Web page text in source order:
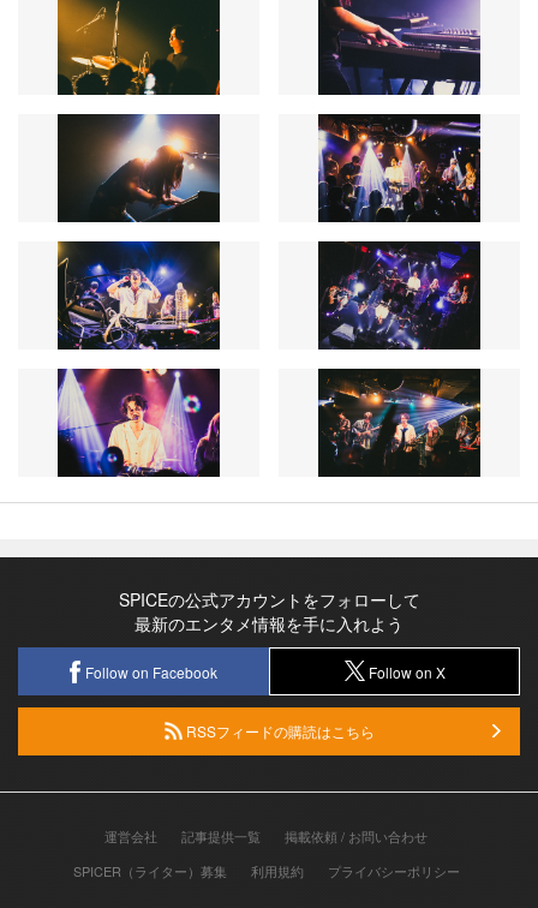
SPICEの公式アカウントをフォローして
最新のエンタメ情報を手に入れよう
Follow on Facebook Follow on X
RSSフィードの購読はこちら
運営会社 記事提供一覧
掲載依頼 / お問い合わせ
SPICER（ライター）募集
利用規約 プライバシーポリシー